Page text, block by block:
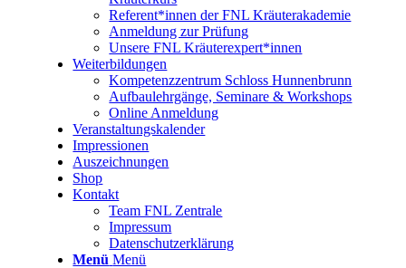
Referent*innen der FNL Kräuterakademie
Anmeldung zur Prüfung
Unsere FNL Kräuterexpert*innen
Weiterbildungen
Kompetenzzentrum Schloss Hunnenbrunn
Aufbaulehrgänge, Seminare & Workshops
Online Anmeldung
Veranstaltungskalender
Impressionen
Auszeichnungen
Shop
Kontakt
Team FNL Zentrale
Impressum
Datenschutzerklärung
Menü Menü